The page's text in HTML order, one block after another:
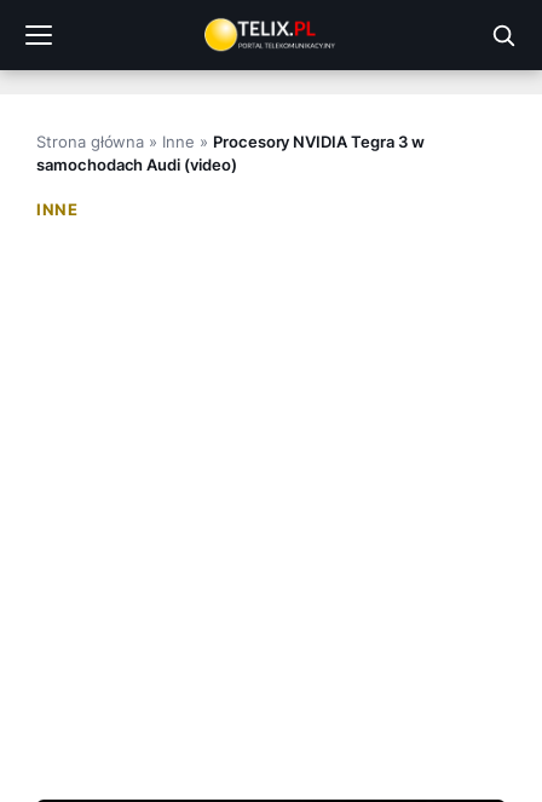
treści
Strona główna » Inne » Procesory NVIDIA Tegra 3 w
samochodach Audi (video)
INNE